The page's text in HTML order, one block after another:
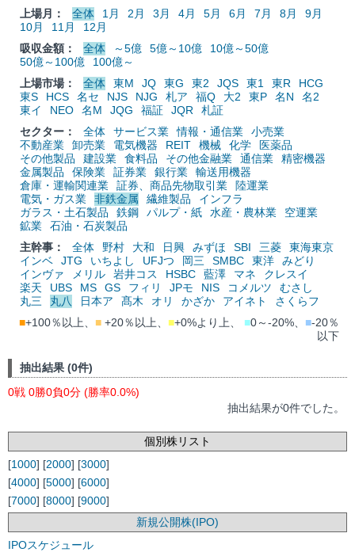
上場月：
全体 1月 2月 3月 4月 5月 6月 7月 8月
9月
10月
11月
12月
吸収金額：
全体 ～5億 5億～10億
10億～50億
50億～100億
100億～
上場市場：
全体 東M JQ 東G 東2 JQS 東1 東R
HCG
東S
HCS 名セ NJS NJG 札ア 福Q 大2 東P 名N
名2
東イ
NEO 名M JQG 福証 JQR
札証
セクター：
全体 サービス業 情報・通信業
小売業
不動産業
卸売業 電気機器 REIT 機械 化学
医薬品
その他製品
建設業 食料品 その他金融業 通信業
精密機器
金属製品
保険業 証券業 銀行業
輸送用機器
倉庫・運輸関連業
証券、商品先物取引業
陸運業
電気・ガス業
非鉄金属 繊維製品
インフラ
ガラス・土石製品
鉄鋼 パルプ・紙 水産・農林業
空運業
鉱業
石油・石炭製品
主幹事：
全体 野村 大和 日興 みずほ SBI 三菱
東海東京
インベ
JTG いちよし UFJつ 岡三 SMBC 東洋
みどり
インヴァ
メリル 岩井コス HSBC 藍澤 マネ
クレスイ
楽天
UBS MS GS フィリ JPモ NIS コメルツ
むさし
丸三
丸八 日本ア 髙木 オリ かざか アイネト
さくらフ
■+100％以上、 ■ +20％以上、 ■+0%より上、 ■0～-20%、 ■-20％
以下
抽出結果 (0件)
0戦 0勝0負0分 (勝率0.0%)
抽出結果が0件でした。
個別株リスト
[1000] [2000] [3000]
[4000] [5000] [6000]
[7000] [8000] [9000]
新規公開株(IPO)
IPOスケジュール